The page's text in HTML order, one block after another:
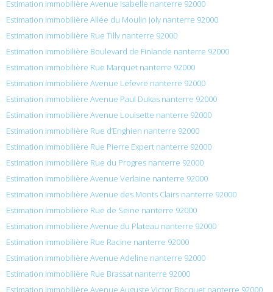
Estimation immobilière Avenue Isabelle nanterre 92000
Estimation immobilière Allée du Moulin Joly nanterre 92000
Estimation immobilière Rue Tilly nanterre 92000
Estimation immobilière Boulevard de Finlande nanterre 92000
Estimation immobilière Rue Marquet nanterre 92000
Estimation immobilière Avenue Lefevre nanterre 92000
Estimation immobilière Avenue Paul Dukas nanterre 92000
Estimation immobilière Avenue Louisette nanterre 92000
Estimation immobilière Rue d’Enghien nanterre 92000
Estimation immobilière Rue Pierre Expert nanterre 92000
Estimation immobilière Rue du Progres nanterre 92000
Estimation immobilière Avenue Verlaine nanterre 92000
Estimation immobilière Avenue des Monts Clairs nanterre 92000
Estimation immobilière Rue de Seine nanterre 92000
Estimation immobilière Avenue du Plateau nanterre 92000
Estimation immobilière Rue Racine nanterre 92000
Estimation immobilière Avenue Adeline nanterre 92000
Estimation immobilière Rue Brassat nanterre 92000
Estimation immobilière Avenue Auguste Victor Bocquet nanterre 92000